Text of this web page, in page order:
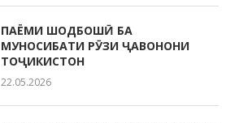
ПАЁМИ ШОДБОШӢ БА
МУНОСИБАТИ РӮЗИ ҶАВОНОНИ
ТОҶИКИСТОН
22.05.2026